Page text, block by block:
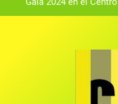
Gala 2024 en el
convocado por el
Gala anual virtual del
Gala del